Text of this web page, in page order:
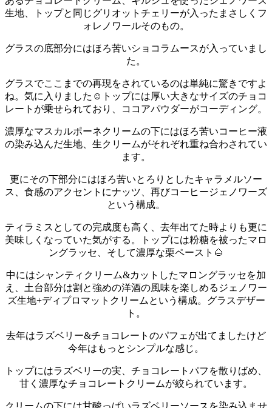
生地、トップと同じグリオットチェリーが入ったまさしくフ
ォレノワールそのもの。
グラスの底部分にはほろ苦いショコラムースが入っていまし
た。
グラスでここまでの再現をされているのは単純に驚きですよ
ね。気に入りました☺️ トップには厚い大きなサイズのチョコ
レートが乗せられており、ココアパウダーがコーディング。
濃厚なマスカルポーネクリームの下にはほろ苦いコーヒー液
の染み込んだ生地、生クリームがそれぞれ重ね合わされてい
ます。
更にその下部分にはほろ苦いとろりとしたキャラメルソー
ス、食感のアクセントにナッツ、再びコーヒージェノワーズ
という構成。
ティラミスとしての完成度も高く、去年出てた時よりも更に
美味しくなっていた気がする。
トップには粉糖を被ったマロ
ングラッセ、そして濃厚な栗ペースト🌰
中にはシャンティクリーム&カットしたマロングラッセを加
え、土台部分は割と強めの洋酒の風味を楽しめるジェノワー
ズ生地+ディプロマットクリームという構成。 グラスデザー
ト。
去年はラズベリー&チョコレートのパフェが出てましたけど
今年はもっとシンプルな感じ。
トップにはラズベリーの実、チョコレートパフを散りばめ、
甘く濃厚なチョコレートクリームが絞られています。
クリームの下には甘酸っぱいラズベリーソースを染み込ませ